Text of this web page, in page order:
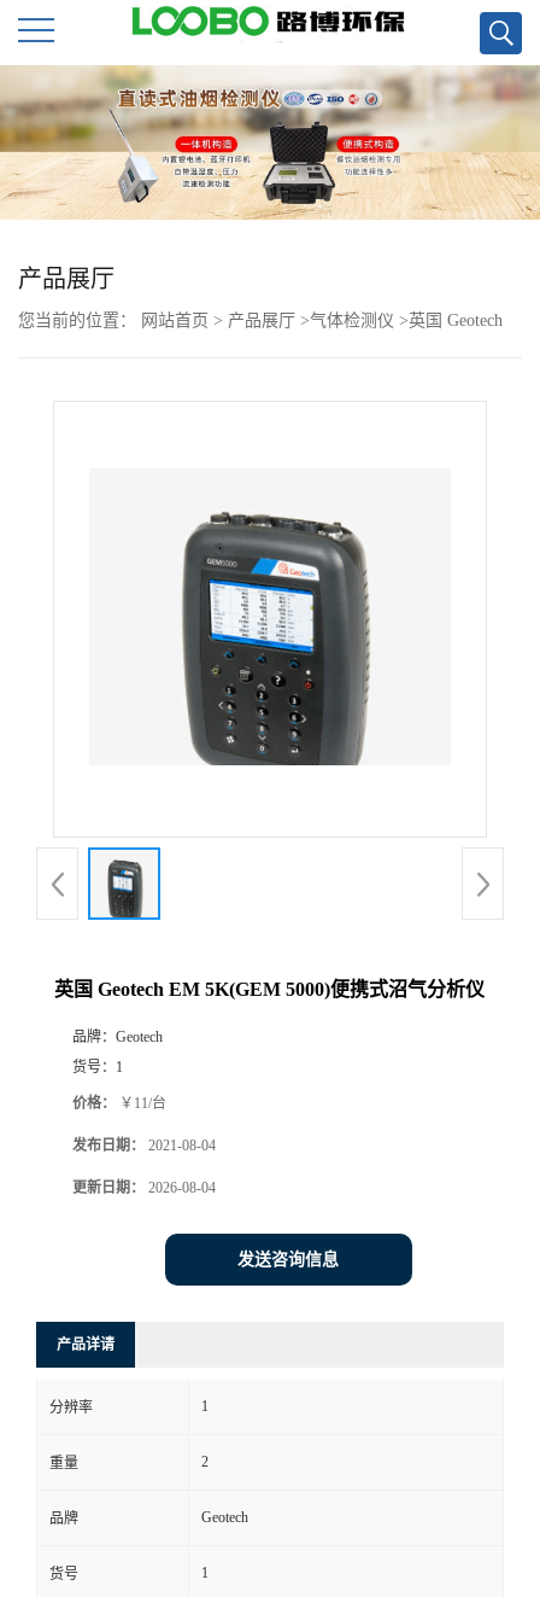
公
司
首
页
公
品
厅
系
产品展厅
您当前的位置： 网站首页 > 产品展厅 >气体检测仪 >英国 Geotech
英国 Geotech EM 5K(GEM 5000)便携式沼气分析仪
品牌： Geotech
货号： 1
价格： ￥11/台
发布日期： 2021-08-04
更新日期： 2026-08-04
发送咨询信息
产品详请
分辨率 1
重量 2
品牌 Geotech
货号 1